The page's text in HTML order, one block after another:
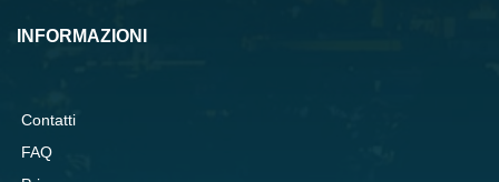
INFORMAZIONI
Contatti
FAQ